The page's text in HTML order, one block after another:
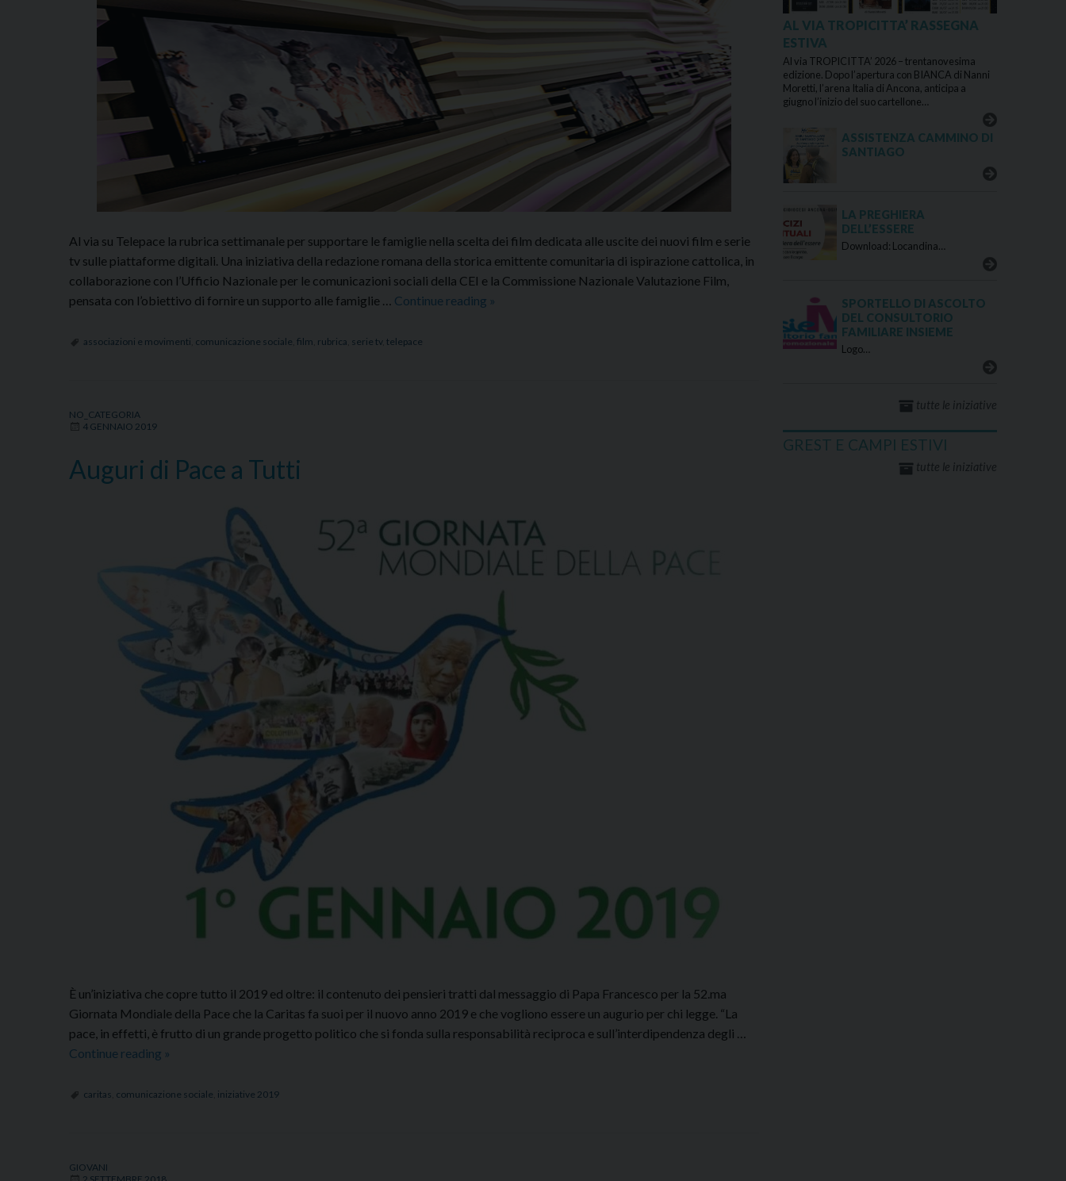
Al via su Telepace la rubrica settimanale per supportare le famiglie nella scelta dei film dedicata alle uscite dei nuovi film e serie
tv sulle piattaforme digitali. Una iniziativa della redazione romana della storica emittente comunitaria di ispirazione cattolica, in
collaborazione con l’Ufficio Nazionale per le comunicazioni sociali della CEI e la Commissione Nazionale Valutazione Film,
pensata con l’obiettivo di fornire un supporto alle famiglie … Continue reading Schermi&Schermi:
»
associazioni e movimenti comunicazione sociale film rubrica serie tv, telepace
NO_CATEGORIA
4 GENNAIO 2019
Auguri di Pace a Tutti
È un’iniziativa che copre tutto il 2019 ed oltre: il contenuto dei pensieri tratti dal messaggio di Papa Francesco per la 52.ma
Giornata Mondiale della Pace che la Caritas fa suoi per il nuovo anno 2019 e che vogliono essere un augurio per chi legge. “La
pace, in effetti, è frutto di un grande progetto politico che si fonda sulla responsabilità reciproca e sull’interdipendenza degli …
Continue reading Auguri
Pace
»
caritas comunicazione sociale iniziative 2019
GIOVANI
AL VIA TROPICITTA’ RASSEGNA
ESTIVA
Al via TROPICITTA’ 2026 – trentanovesima
edizione. Dopo l’apertura con BIANCA di Nanni
Moretti, l’arena Italia di Ancona, anticipa a
giugno l’inizio del suo cartellone…
ASSISTENZA CAMMINO DI
SANTIAGO
LA PREGHIERA
DELL’ESSERE
Download: Locandina…
SPORTELLO DI ASCOLTO
DEL CONSULTORIO
FAMILIARE INSIEME
Logo…
tutte le iniziative
GREST E CAMPI ESTIVI
tutte le iniziative